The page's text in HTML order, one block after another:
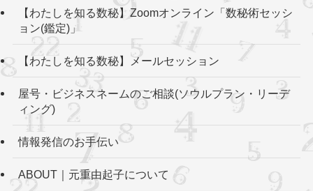
【わたしを知る数秘】Zoomオンライン「数秘術セッシ
ョン(鑑定)」
【わたしを知る数秘】メールセッション
屋号・ビジネスネームのご相談(ソウルプラン・リーデ
ィング)
情報発信のお手伝い
ABOUT｜元重由起子について